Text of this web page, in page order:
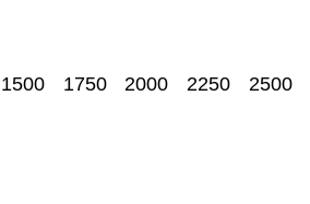
1500 1750 2000 2250 2500